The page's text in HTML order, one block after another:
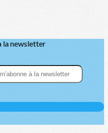
la newsletter